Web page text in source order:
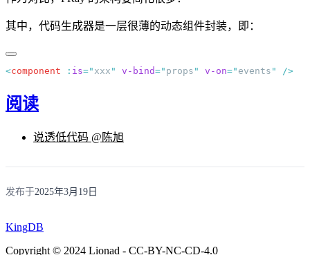
其中，代码生成器是一层很薄的动态组件封装，即：
<component : is=" xxx " v-bind=" props " v-on=" events "
阅读
说透低代码 @陈旭
发布于2025年3月19日
KingDB
Copyright © 2024 Lionad - CC-BY-NC-CD-4.0